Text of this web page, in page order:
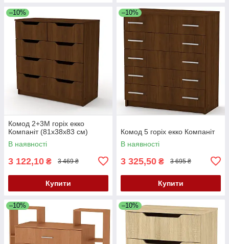
–10%
Комод 2+3М горіх екко
Компаніт (81х38х83 см)
В наявності
3 122,10 ₴ 3 469 ₴
Купити
–10%
Комод 5 горіх екко Компаніт
В наявності
3 325,50 ₴ 3 695 ₴
Купити
–10% –10%